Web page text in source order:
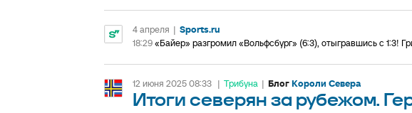
4 апреля | Sports.ru
18:29«Байер» разгромил «Вольфсбург» (6:3), отыгравшись с 1:3!
12 июня 2025 08:33 | Трибуна | БлогКороли Севера
Итоги северян за рубежом.